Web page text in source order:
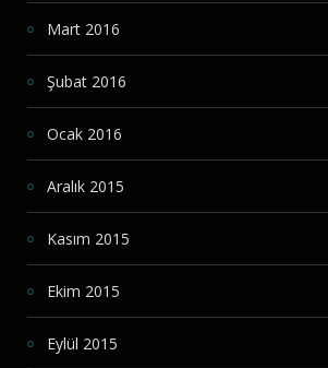
Mart 2016
Şubat 2016
Ocak 2016
Aralık 2015
Kasım 2015
Ekim 2015
Eylül 2015